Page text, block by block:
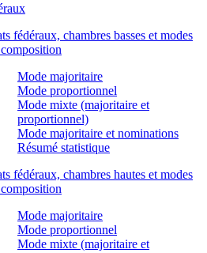
fédéraux, chambres basses et modes
Mode majoritaire
Mode proportionnel
Mode mixte (majoritaire et
proportionnel)
Mode majoritaire et nominations
Résumé statistique
fédéraux, chambres hautes et modes
Mode majoritaire
Mode proportionnel
Mode mixte (majoritaire et